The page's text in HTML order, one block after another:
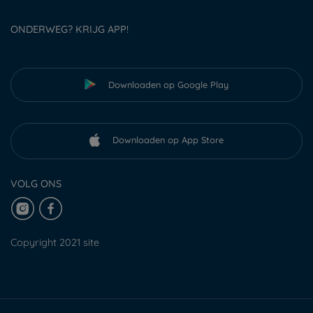
ONDERWEG? KRIJG APP!
Downloaden op Google Play
Downloaden op App Store
VOLG ONS
Copyright 2021 site